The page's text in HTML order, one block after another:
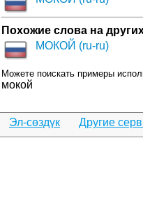
Похожие слова на
МОКОЙ (ru-ru)
Можете поискать примеры
мокой
Эл-сөздүк Другие